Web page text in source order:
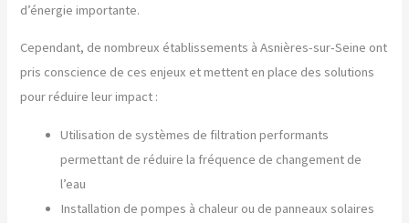
d’énergie importante.
Cependant, de nombreux établissements à Asnières-sur-Seine ont
pris conscience de ces enjeux et mettent en place des solutions
pour réduire leur impact :
Utilisation de systèmes de filtration performants
permettant de réduire la fréquence de changement de
l’eau
Installation de pompes à chaleur ou de panneaux solaires